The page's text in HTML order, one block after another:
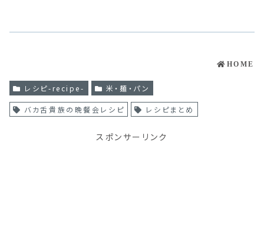
HOME
レシピ-recipe- 米・麺・パン
バカ舌貴族の晩餐会レシピ レシピまとめ
スポンサーリンク